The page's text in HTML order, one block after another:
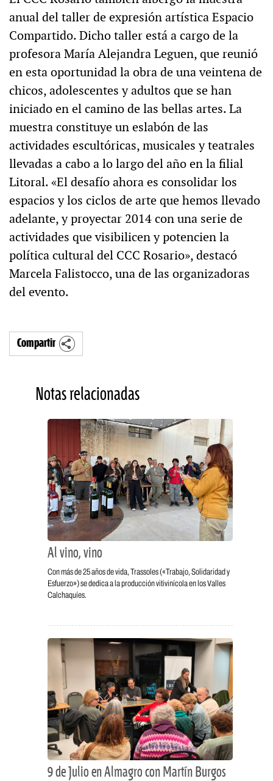
anual del taller de expresión artística Espacio
Compartido. Dicho taller está a cargo de la
profesora María Alejandra Leguen, que reunió
en esta oportunidad la obra de una veintena de
chicos, adolescentes y adultos que se han
iniciado en el camino de las bellas artes. La
muestra constituye un eslabón de las
actividades escultóricas, musicales y teatrales
llevadas a cabo a lo largo del año en la filial
Litoral. «El desafío ahora es consolidar los
espacios y los ciclos de arte que hemos llevado
adelante, y proyectar 2014 con una serie de
actividades que visibilicen y potencien la
política cultural del CCC Rosario», destacó
Marcela Falistocco, una de las organizadoras
del evento.
Compartir
Notas relacionadas
Al vino, vino
Con más de 25 años de vida, Trassoles («Trabajo, Solidaridad y
Esfuerzo») se dedica a la producción vitivinícola en los Valles
Calchaquíes.
9 de Julio en Almagro con Martín Burgos